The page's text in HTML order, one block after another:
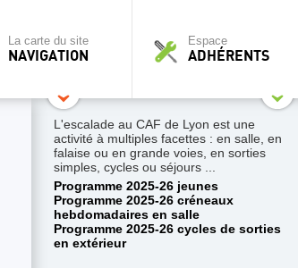
La carte du site
NAVIGATION
Espace
ADHÉRENTS
L'escalade au CAF de Lyon est une
activité à multiples facettes : en salle, en
falaise ou en grande voies, en sorties
simples, cycles ou séjours ...
Programme 2025-26 jeunes
Programme 2025-26 créneaux
hebdomadaires en salle
Programme 2025-26 cycles de sorties
en extérieur